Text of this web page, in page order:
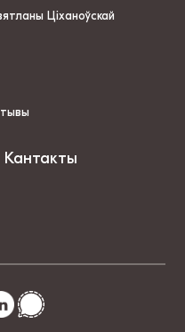
Ціханоўскай
Кантакты